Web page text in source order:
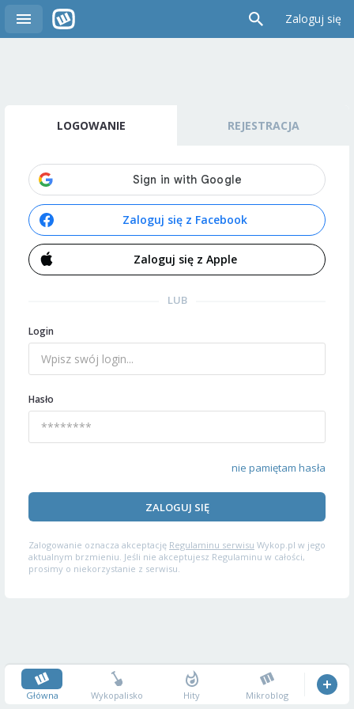
Zaloguj się
LOGOWANIE REJESTRACJA
Zaloguj się z Facebook
Zaloguj się z Apple
LUB
Login
Hasło
nie pamiętam hasła
ZALOGUJ SIĘ
Zalogowanie oznacza akceptację Regulaminu serwisu Wykop.pl w jego
aktualnym brzmieniu. Jeśli nie akceptujesz Regulaminu w całości,
prosimy o niekorzystanie z serwisu.
Główna Wykopalisko Hity Mikroblog